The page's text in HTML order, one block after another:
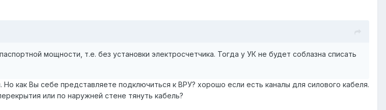
мощности, т.е. без установки электросчетчика. Тогда у УК не будет соблазна списать
как Вы себе представляете подключиться к ВРУ? хорошо если есть каналы для силового кабеля.
или по наружней стене тянуть кабель?